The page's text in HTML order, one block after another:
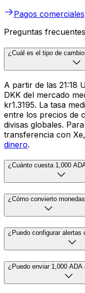
Pagos comerciales
Preguntas
¿Cuál es el tipo de
A partir de las 21:18
DKK del mercado
kr1.3195. La tasa
entre los precios de
divisas globales.
transferencia con
dinero.
¿Cuánto cuesta 1,000
¿Cómo convierto
¿Puedo configurar alertas
¿Puedo enviar 1,000